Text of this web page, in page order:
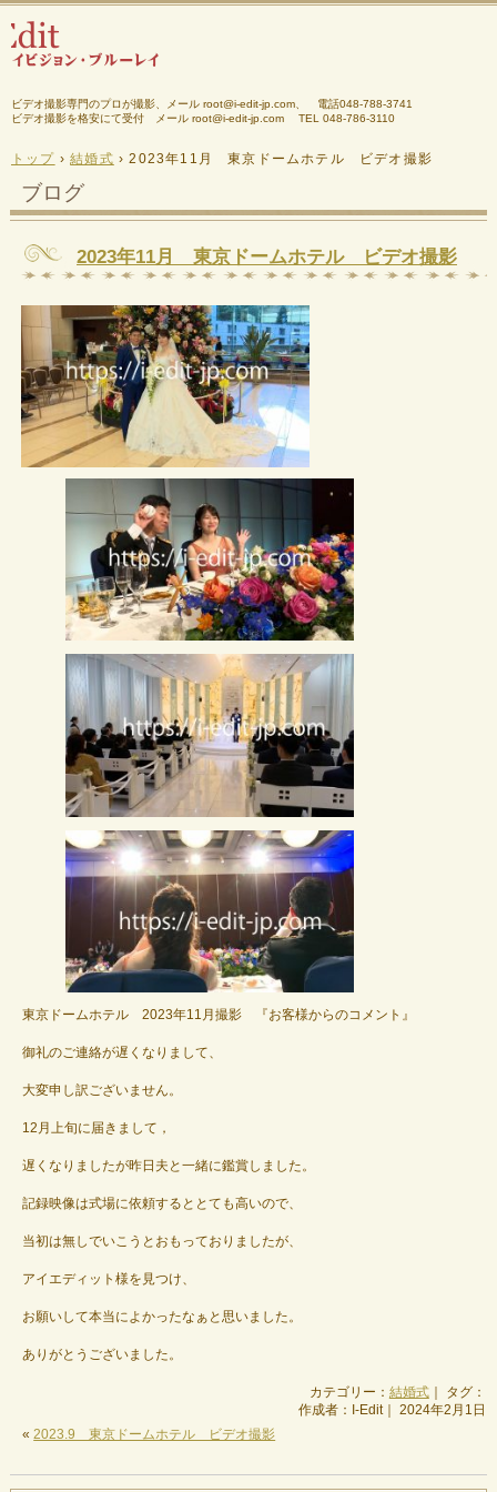
ビデオ撮影専門のプロが撮影、メール root@i-edit-jp.com、 電話048-788-3741
ビデオ撮影を格安にて受付 メール root@i-edit-jp.com
TEL 048-786-3110
トップ ›結婚式 ›2023年11月 東京ドームホテル ビデオ撮影
ブログ
2023年11月 東京ドームホテル ビデオ撮影
東京ドームホテル 2023年11月撮影 『お客様からのコメント』
御礼のご連絡が遅くなりまして、
大変申し訳ございません。
12月上旬に届きまして，
遅くなりましたが昨日夫と一緒に鑑賞しました。
記録映像は式場に依頼するととても高いので、
当初は無しでいこうとおもっておりましたが、
アイエディット様を見つけ、
お願いして本当によかったなぁと思いました。
ありがとうございました。
カテゴリー： 結婚式｜ タグ：
作成者：I-Edit｜ 2024年2月1日
«2023.9 東京ドームホテル ビデオ撮影